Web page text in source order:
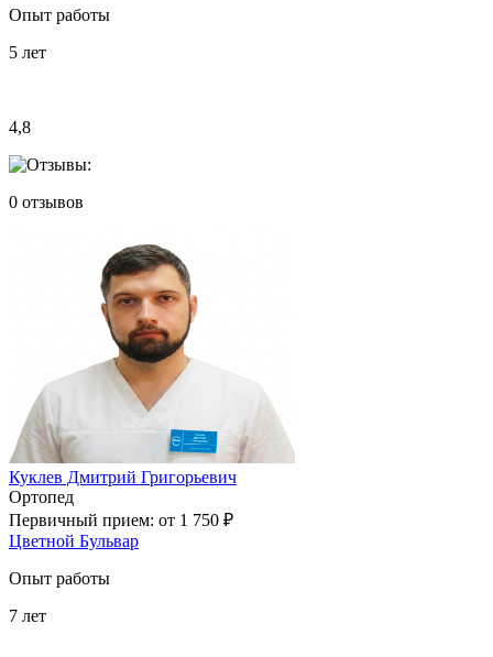
Опыт работы
5 лет
4,8
0 отзывов
Куклев Дмитрий Григорьевич
Ортопед
Первичный прием: от 1 750 ₽
Цветной Бульвар
Опыт работы
7 лет